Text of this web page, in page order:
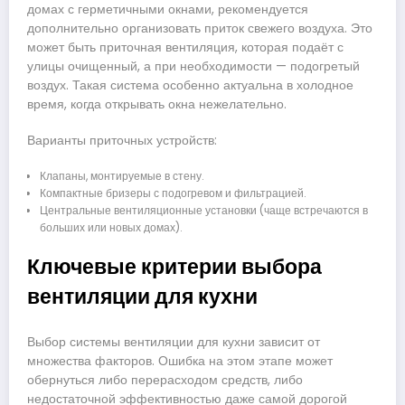
домах с герметичными окнами, рекомендуется
дополнительно организовать приток свежего воздуха. Это
может быть приточная вентиляция, которая подаёт с
улицы очищенный, а при необходимости — подогретый
воздух. Такая система особенно актуальна в холодное
время, когда открывать окна нежелательно.
Варианты приточных устройств:
Клапаны, монтируемые в стену.
Компактные бризеры с подогревом и фильтрацией.
Центральные вентиляционные установки (чаще встречаются в
больших или новых домах).
Ключевые критерии выбора
вентиляции для кухни
Выбор системы вентиляции для кухни зависит от
множества факторов. Ошибка на этом этапе может
обернуться либо перерасходом средств, либо
недостаточной эффективностью даже самой дорогой